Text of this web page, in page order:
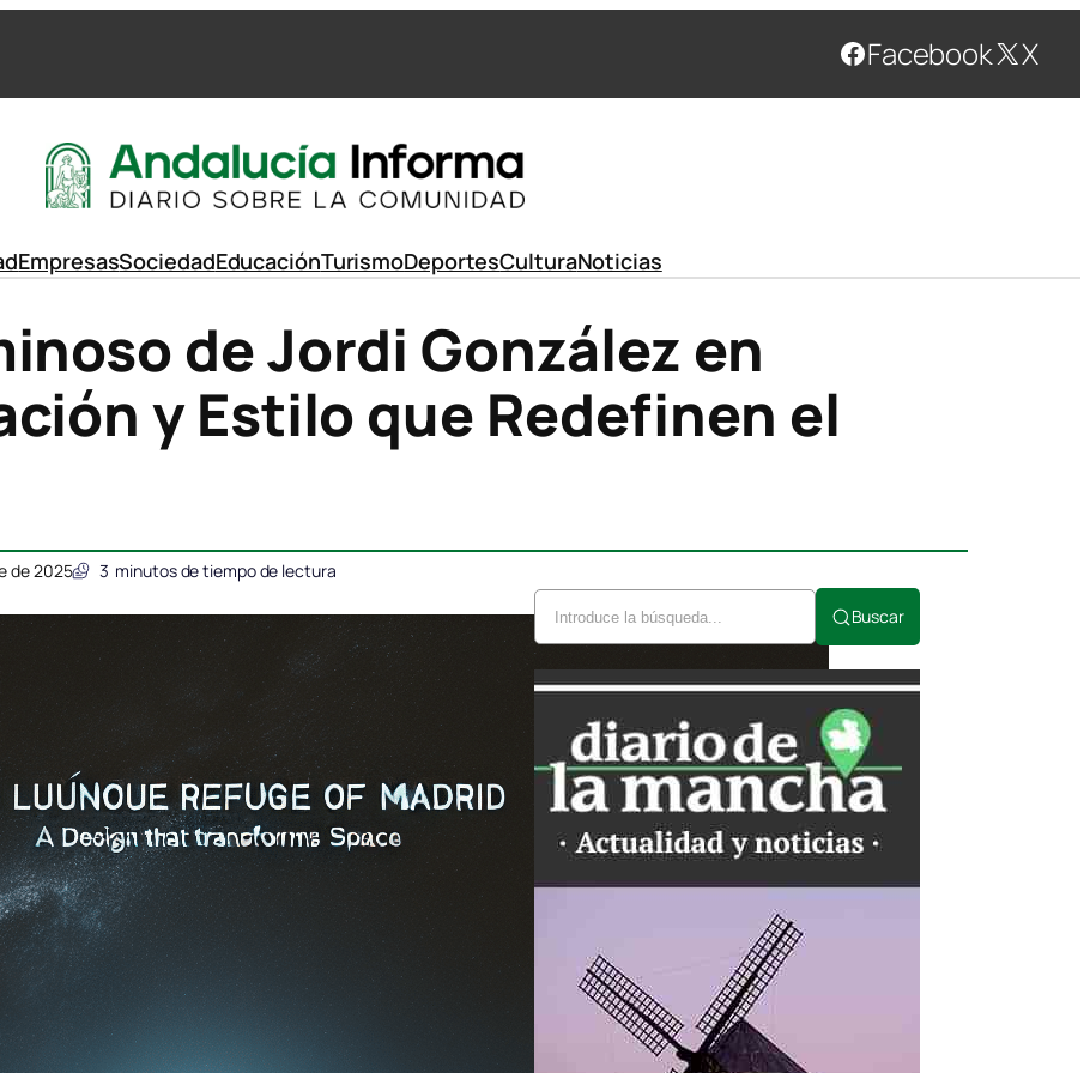
Facebook X
EmpresasSociedadEducaciónTurismoDeportesCulturaNoticias
de Jordi González en
y Estilo que Redefinen el
de 2025 3 minutos de tiempo de lectura
Buscar